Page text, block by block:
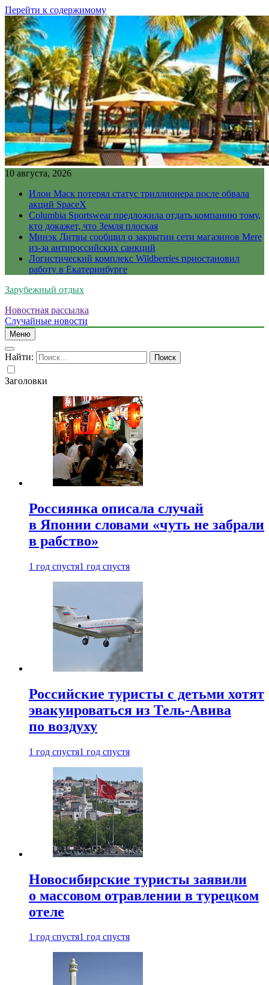
Перейти к содержимому
10 августа, 2026
Илон Маск потерял статус триллионера после обвала
акций SpaceX
Columbia Sportswear предложила отдать компанию тому,
кто докажет, что Земля плоская
Минэк Литвы сообщил о закрытии сети магазинов Mere
из-за антироссийских санкций
Логистический комплекс Wildberries приостановил
работу в Екатеринбурге
Зарубежный отдых
Новостная рассылка
Случайные новости
Меню
Найти:
Заголовки
Россиянка описала случай
в Японии словами «чуть не забрали
в рабство»
1 год спустя1 год спустя
Российские туристы с детьми хотят
эвакуироваться из Тель-Авива
по воздуху
1 год спустя1 год спустя
Новосибирские туристы заявили
о массовом отравлении в турецком
отеле
1 год спустя1 год спустя